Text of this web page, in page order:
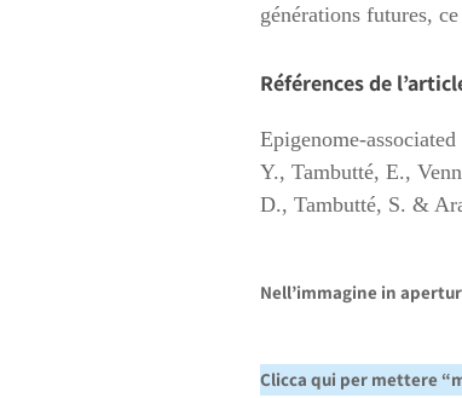
générations futures,
Références de
Epigenome-
Y., Tambutté, E.,
D., Tambutté, S. &
Nell’immagine in
Clicca qui per mettere